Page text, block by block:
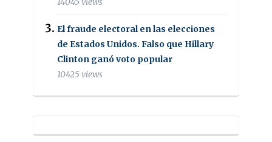
El fraude electoral en las elecciones
de Estados Unidos. Falso que Hillary
Clinton ganó voto popular
10425 views